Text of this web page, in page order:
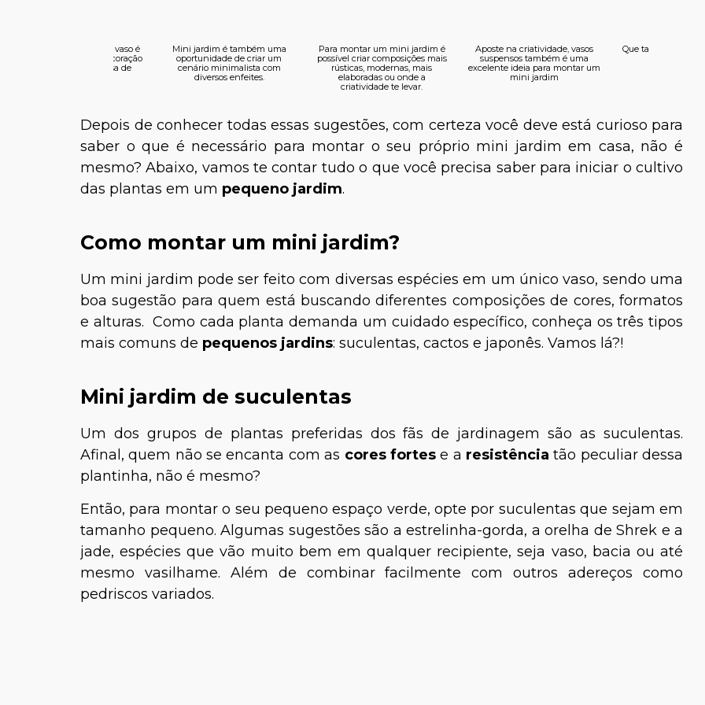
Um pequeno jardim em vaso é
uma ótima ideia para decoração
interna, como em mesa de
Mini jardim é também uma
oportunidade de criar um
cenário minimalista com
diversos enfeites.
Para montar um mini jardim é
possível criar composições mais
rústicas, modernas, mais
elaboradas ou onde a
criatividade te levar.
Aposte na criatividade, vasos
suspensos também é uma
excelente ideia para montar um
mini jardim
Que tal montar
Depois de conhecer todas essas sugestões, com certeza você deve está curioso para
saber o que é necessário para montar o seu próprio mini jardim em casa, não é
mesmo? Abaixo, vamos te contar tudo o que você precisa saber para iniciar o cultivo
das plantas em um pequeno jardim.
Como montar um mini jardim?
Um mini jardim pode ser feito com diversas espécies em um único vaso, sendo uma
boa sugestão para quem está buscando diferentes composições de cores, formatos
e alturas. Como cada planta demanda um cuidado específico, conheça os três tipos
mais comuns de pequenos jardins: suculentas, cactos e japonês. Vamos lá?!
Mini jardim de suculentas
Um dos grupos de plantas preferidas dos fãs de jardinagem são as suculentas.
Afinal, quem não se encanta com as cores fortese a resistência tão peculiar dessa
plantinha, não é mesmo?
Então, para montar o seu pequeno espaço verde, opte por suculentas que sejam em
tamanho pequeno. Algumas sugestões são a estrelinha-gorda, a orelha de Shrek e a
jade, espécies que vão muito bem em qualquer recipiente, seja vaso, bacia ou até
mesmo vasilhame. Além de combinar facilmente com outros adereços como
pedriscos variados.